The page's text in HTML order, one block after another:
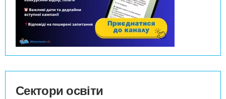
Сектори освіти